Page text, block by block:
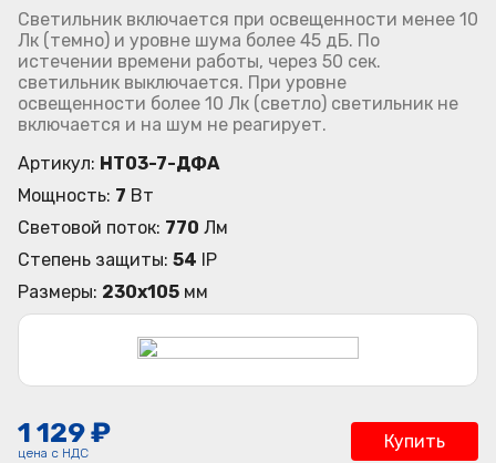
Светильник включается при освещенности менее 10
Лк (темно) и уровне шума более 45 дБ. По
истечении времени работы, через 50 сек.
светильник выключается. При уровне
освещенности более 10 Лк (светло) светильник не
включается и на шум не реагирует.
Артикул: НТ03-7-ДФА
Мощность: 7 Вт
Световой поток: 770 Лм
Степень защиты: 54 IP
Размеры: 230x105 мм
Купить
1 129 ₽
цена с НДС